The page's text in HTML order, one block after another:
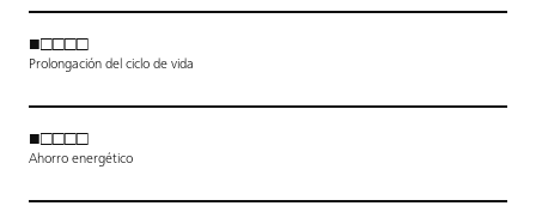
■□□□□
Prolongación del ciclo de vida
■□□□□
Ahorro energético